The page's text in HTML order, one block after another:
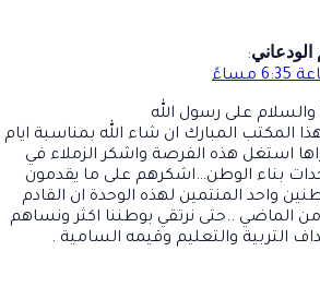
:
على رسول الله
المكتب المبارك ان شاء الله بمناسبة ايام
استغل هذه الفرصة واشكر الزملاء في
بناء الوطن…اشكرهم على ما يقدمون
واحد المنتمين لهذه الوحدة ان القادم
الماضي ..حتى نرتقي بوطننا اكثر ونساهم
التربية والتعليم وقيمه السامية .